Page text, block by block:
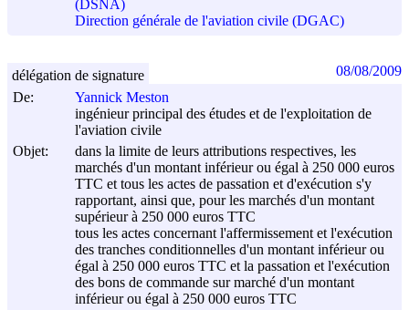
(DSNA)
Direction générale de l'aviation civile (DGAC)
De:
Yannick Meston
ingénieur principal des études et de l'exploitation de
l'aviation civile
Objet:
dans la limite de leurs attributions respectives, les
marchés d'un montant inférieur ou égal à 250 000 euros
TTC et tous les actes de passation et d'exécution s'y
rapportant, ainsi que, pour les marchés d'un montant
supérieur à 250 000 euros TTC
tous les actes concernant l'affermissement et l'exécution
des tranches conditionnelles d'un montant inférieur ou
égal à 250 000 euros TTC et la passation et l'exécution
des bons de commande sur marché d'un montant
inférieur ou égal à 250 000 euros TTC
délégation de signature 08/08/2009